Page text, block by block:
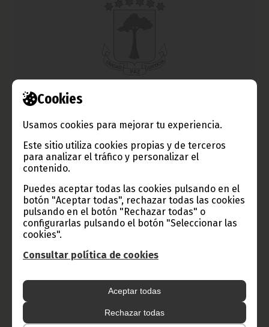
Cookies
Usamos cookies para mejorar tu experiencia.
Este sitio utiliza cookies propias y de terceros
para analizar el tráfico y personalizar el
contenido.
Puedes aceptar todas las cookies pulsando en el
botón "Aceptar todas", rechazar todas las cookies
pulsando en el botón "Rechazar todas" o
configurarlas pulsando el botón "Seleccionar las
cookies".
Consultar política de cookies
Aceptar todas
Rechazar todas
Audiencias del Presidente de la República
septiembre 30, 2013
S. E. Obiang Nguema Mbasogo aprovechó su viaje a Nueva York,
donde asistió al 68 Periodo de Sesiones de la Asamblea
General de las Naciones Unidas, para reunirse el jueves 26 de
septiembre con el Presidente de transición de Guinea Bissau,
Banda.
Noticias Presidencia